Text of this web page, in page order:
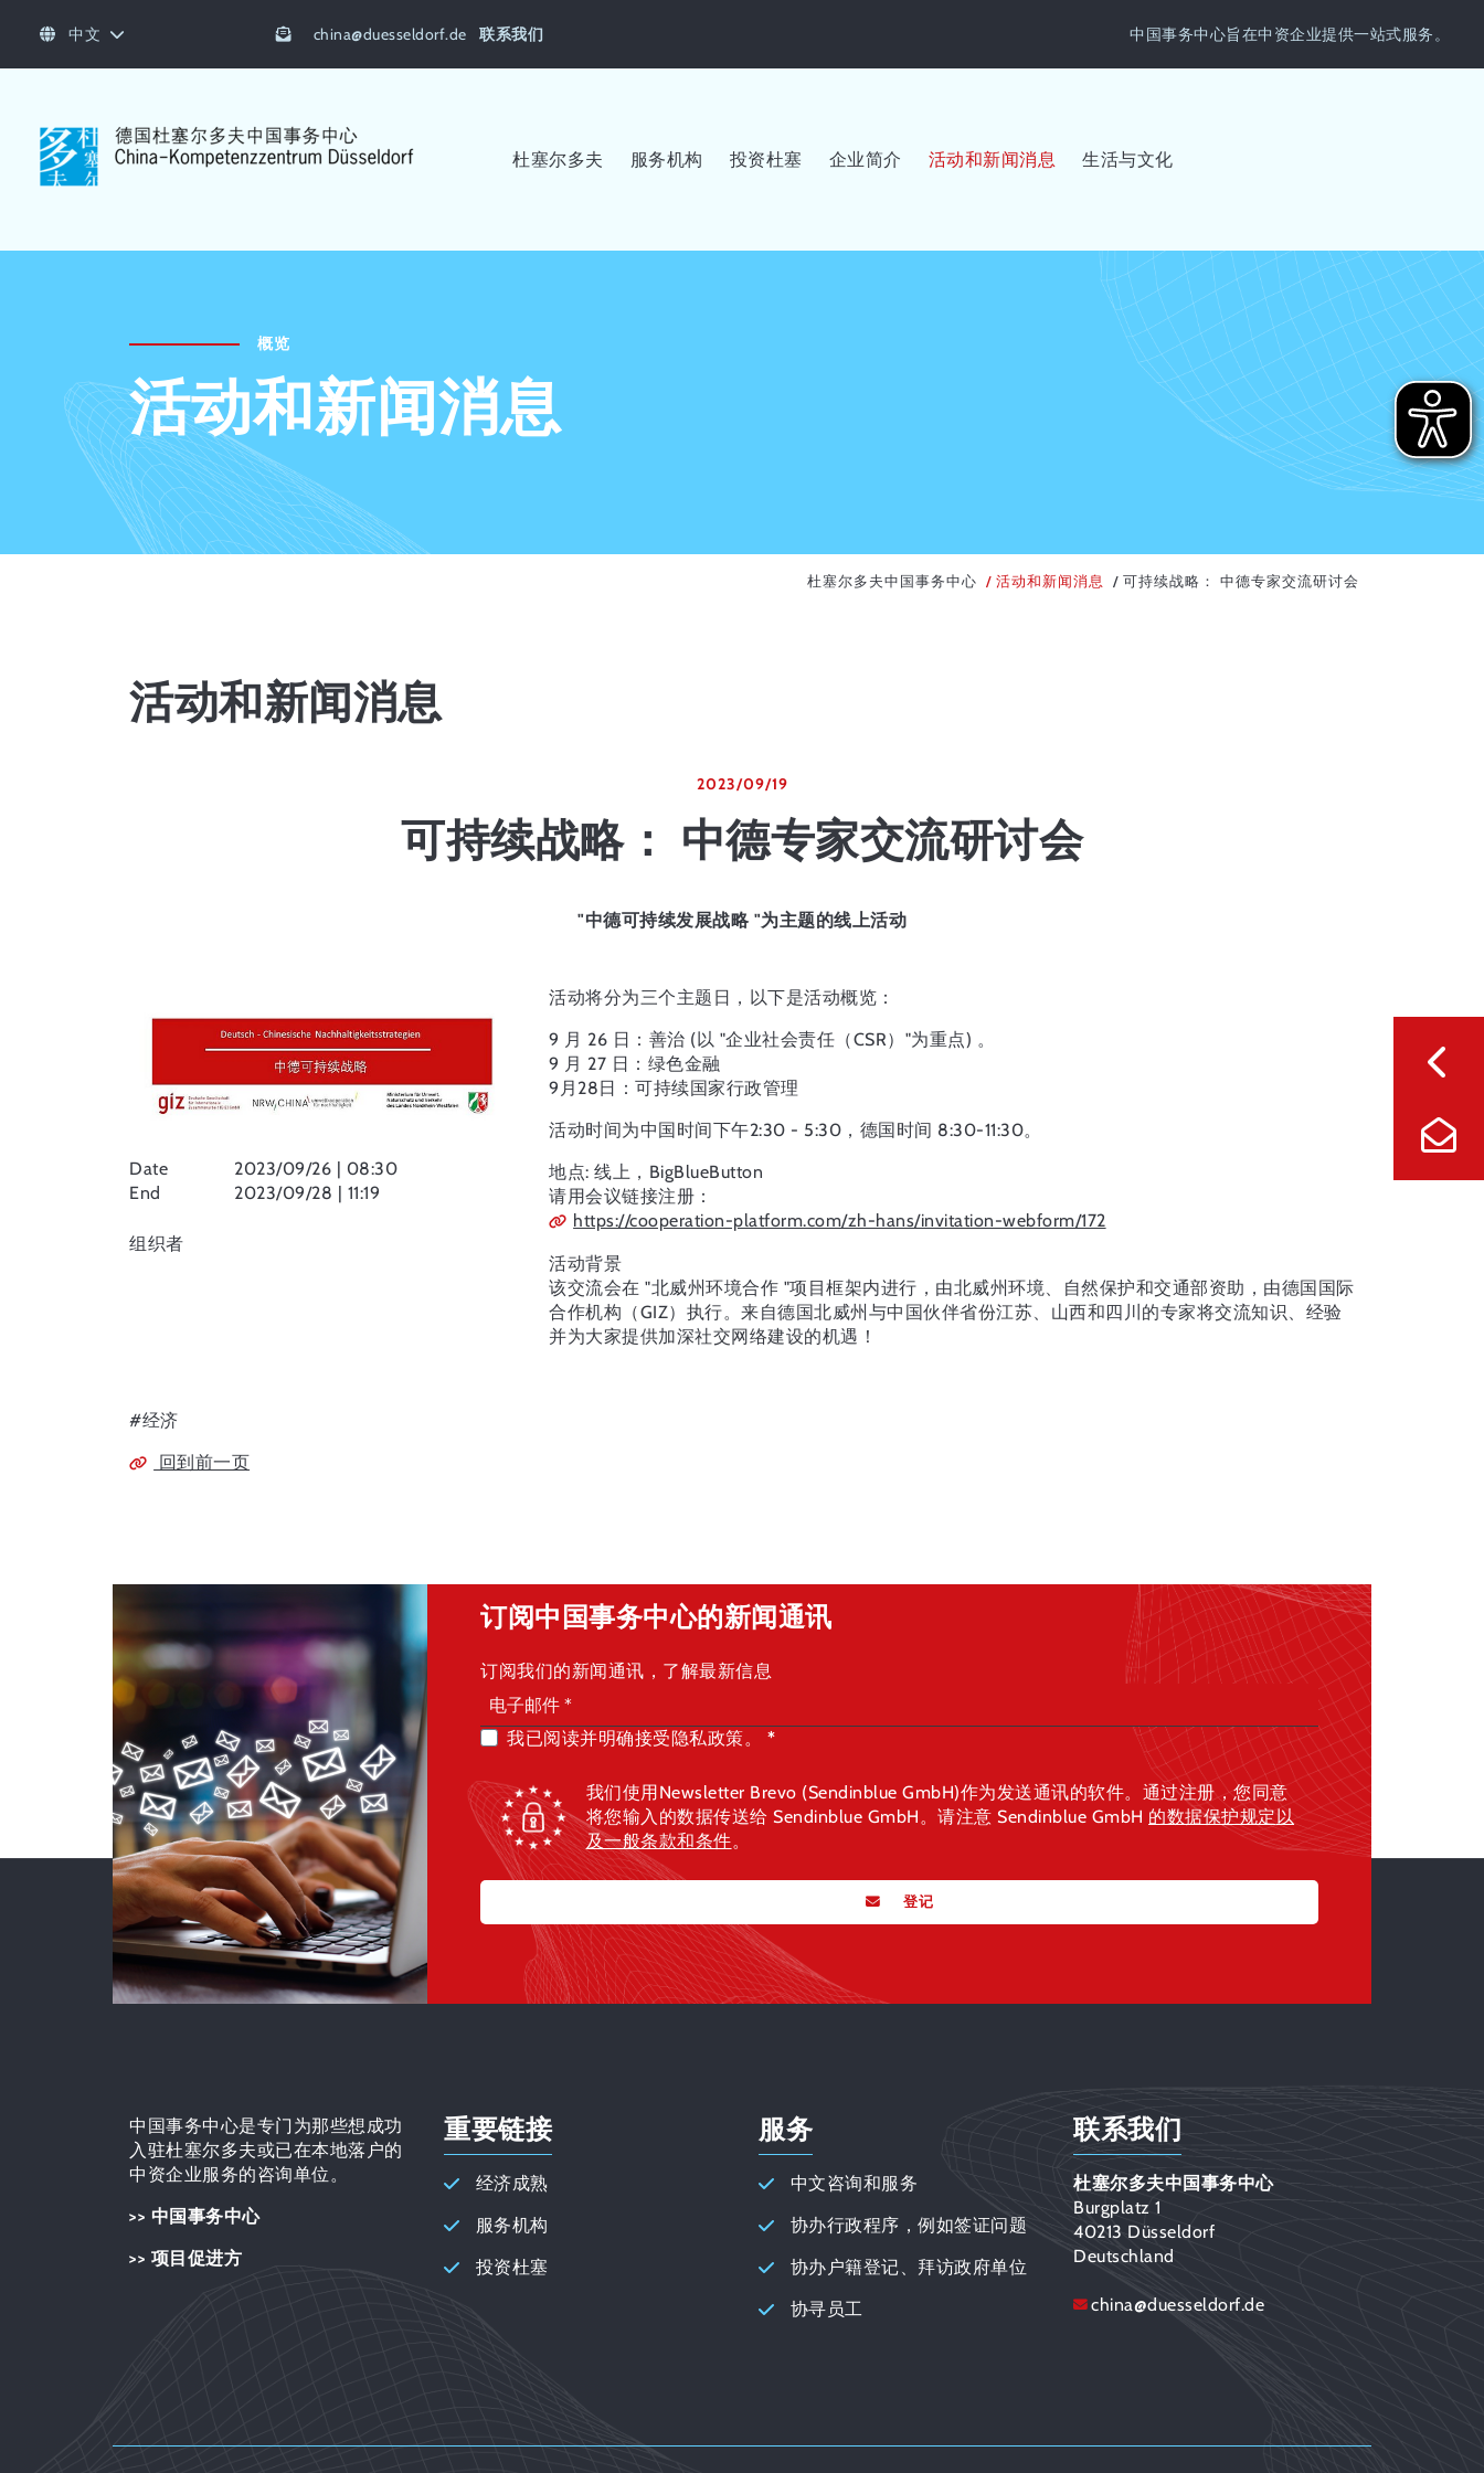
中文 china@duesseldorf.de 联系我们 中国事务中心旨在中资企业提供一站式服务。
杜塞尔多夫 服务机构 投资杜塞 企业简介 活动和新闻消息 生活与文化
概览
活动和新闻消息
杜塞尔多夫中国事务中心 活动和新闻消息 可持续战略： 中德专家交流研讨会
活动和新闻消息
2023/09/19
可持续战略： 中德专家交流研讨会
"中德可持续发展战略 "为主题的线上活动
Date
2023/09/26 | 08:30
End
2023/09/28 | 11:19
组织者
活动将分为三个主题日，以下是活动概览：
9 月 26 日：善治 (以 "企业社会责任（CSR）"为重点) 。
9 月 27 日：绿色金融
9月28日：可持续国家行政管理
活动时间为中国时间下午2:30 - 5:30，德国时间 8:30-11:30。
地点: 线上，BigBlueButton
请用会议链接注册：
https://cooperation-platform.com/zh-hans/invitation-webform/172
活动背景
该交流会在 "北威州环境合作 "项目框架内进行，由北威州环境、自然保护和交通部资助，由德国国际
合作机构（GIZ）执行。来自德国北威州与中国伙伴省份江苏、山西和四川的专家将交流知识、经验
并为大家提供加深社交网络建设的机遇！
#经济
回到前一页
订阅中国事务中心的新闻通讯
订阅我们的新闻通讯，了解最新信息
我已阅读并明确接受隐私政策。
我们使用Newsletter Brevo (Sendinblue GmbH)作为发送通讯的软件。通过注册，您同意
将您输入的数据传送给 Sendinblue GmbH。请注意 Sendinblue GmbH 的数据保护规定以
及一般条款和条件。
登记
中国事务中心是专门为那些想成功
入驻杜塞尔多夫或已在本地落户的
中资企业服务的咨询单位。
>> 中国事务中心
>> 项目促进方
重要链接
经济成熟
服务机构
投资杜塞
服务
中文咨询和服务
协办行政程序，例如签证问题
协办户籍登记、拜访政府单位
协寻员工
联系我们
杜塞尔多夫中国事务中心
Burgplatz 1
40213 Düsseldorf
Deutschland
china@duesseldorf.de